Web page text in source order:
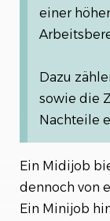
einer
Dazu
sowie die
Nachteile
Ein Midijob
dennoch von
Ein Minijob